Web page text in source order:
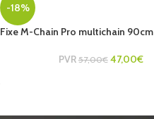
-18%
Fixe M-Chain Pro multichain 90cm
PVR 57,00€ 47,00€